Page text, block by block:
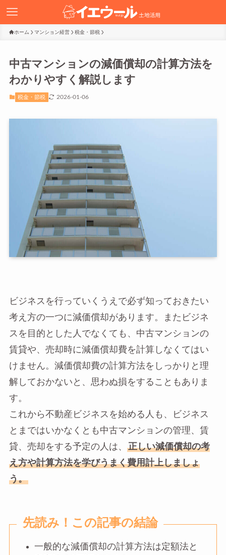
ホーム マンション経営 税金・節税
中古マンションの減価償却の計算方法を
わかりやすく解説します
税金・節税 2026-01-06
ビジネスを行っていくうえで必ず知っておきたい
考え方の一つに減価償却があります。またビジネ
スを目的とした人でなくても、中古マンションの
賃貸や、売却時に減価償却費を計算しなくてはい
けません。減価償却費の計算方法をしっかりと理
解しておかないと、思わぬ損をすることもありま
す。
これから不動産ビジネスを始める人も、ビジネス
とまではいかなくとも中古マンションの管理、賃
貸、売却をする予定の人は、
正しい減価償却の考
え方や計算方法を学びうまく費用計上しましょ
う。
先読み！この記事の結論
一般的な減価償却の計算方法は定額法と